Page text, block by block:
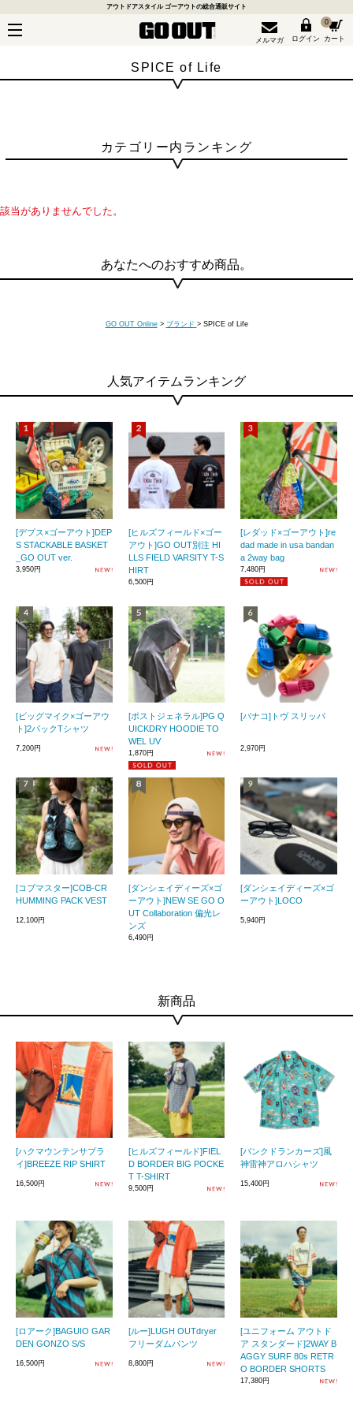
アウトドアスタイル ゴーアウトの総合通販サイト
メルマガ ログイン
0
カート
SPICE of Life
カテゴリー内ランキング
該当がありませんでした。
あなたへのおすすめ商品。
GO OUT Online > ブランド > SPICE of Life
人気アイテムランキング
[デプス×ゴーアウト]DEP
S STACKABLE BASKET
_GO OUT ver.
3,950円
[ヒルズフィールド×ゴー
アウト]GO OUT別注 HI
LLS FIELD VARSITY T-S
HIRT
6,500円
[レダッド×ゴーアウト]re
dad made in usa bandan
a 2way bag
7,480円
[ビッグマイク×ゴーアウ
ト]2パックTシャツ
7,200円
[ポストジェネラル]PG Q
UICKDRY HOODIE TO
WEL UV
1,870円
[バナコ]トヴ スリッパ
2,970円
[コブマスター]COB-CR
HUMMING PACK VEST
12,100円
[ダンシェイディーズ×ゴ
ーアウト]NEW SE GO O
UT Collaboration 偏光レ
ンズ
6,490円
[ダンシェイディーズ×ゴ
ーアウト]LOCO
5,940円
新商品
[ハクマウンテンサプラ
イ]BREEZE RIP SHIRT
16,500円
[ヒルズフィールド]FIEL
D BORDER BIG POCKE
T T-SHIRT
9,500円
[パンクドランカーズ]風
神雷神アロハシャツ
15,400円
[ロアーク]BAGUIO GAR
DEN GONZO S/S
16,500円
[ルー]LUGH OUTdryer
フリーダムパンツ
8,800円
[ユニフォーム アウトド
ア スタンダード]2WAY B
AGGY SURF 80s RETR
O BORDER SHORTS
17,380円